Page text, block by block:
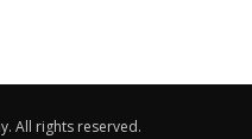
All rights reserved.